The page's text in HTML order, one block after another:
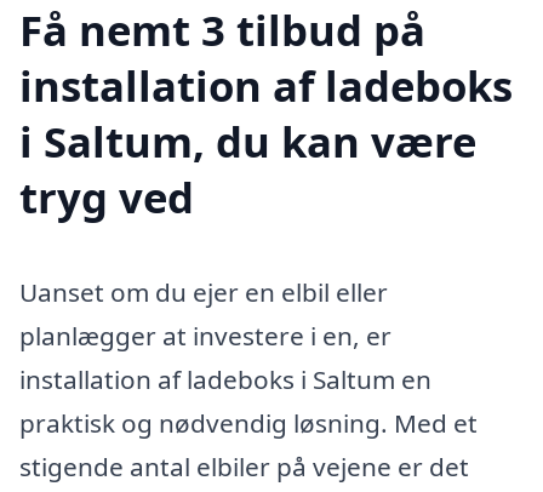
Få nemt 3 tilbud på
installation af ladeboks
i Saltum, du kan være
tryg ved
Uanset om du ejer en elbil eller
planlægger at investere i en, er
installation af ladeboks i Saltum en
praktisk og nødvendig løsning. Med et
stigende antal elbiler på vejene er det